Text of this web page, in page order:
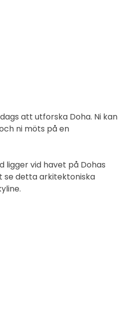
att utforska Doha. Ni kan
ni möts på en
ligger vid havet på Dohas
se detta arkitektoniska